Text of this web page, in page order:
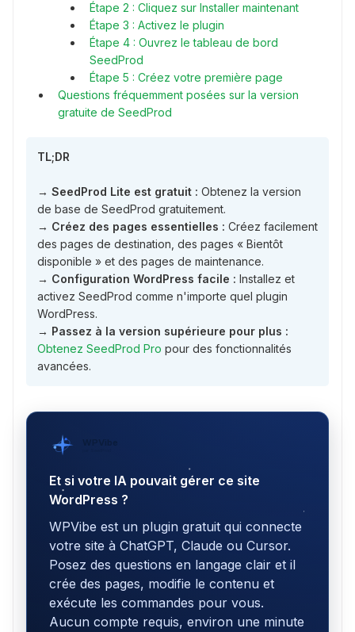
Étape 2 : Cliquez sur Installer maintenant
Étape 3 : Activez le plugin
Étape 4 : Ouvrez le tableau de bord
SeedProd
Étape 5 : Créez votre première page
Questions fréquemment posées sur la version
gratuite de SeedProd
TL;DR
→ SeedProd Lite est gratuit : Obtenez la version
de base de SeedProd gratuitement.
→ Créez des pages essentielles : Créez facilement
des pages de destination, des pages « Bientôt
disponible » et des pages de maintenance.
→ Configuration WordPress facile : Installez et
activez SeedProd comme n'importe quel plugin
WordPress.
→ Passez à la version supérieure pour plus :
Obtenez SeedProd Pro pour des fonctionnalités
avancées.
WPVibe
Et si votre IA pouvait gérer ce site
WordPress ?
WPVibe est un plugin gratuit qui connecte
votre site à ChatGPT, Claude ou Cursor.
Posez des questions en langage clair et il
crée des pages, modifie le contenu et
exécute les commandes pour vous.
Aucun compte requis, environ une minute